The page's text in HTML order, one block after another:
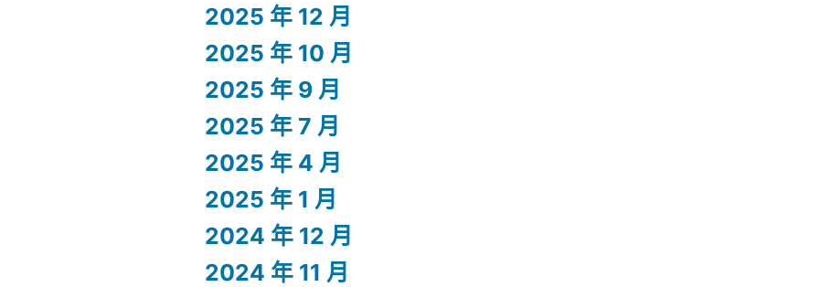
2025 年 12 月
2025 年 10 月
2025 年 9 月
2025 年 7 月
2025 年 4 月
2025 年 1 月
2024 年 12 月
2024 年 11 月